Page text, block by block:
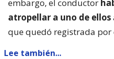
embargo, el conductor
atropellar a uno de ellos
que quedó registrada por
Lee también...